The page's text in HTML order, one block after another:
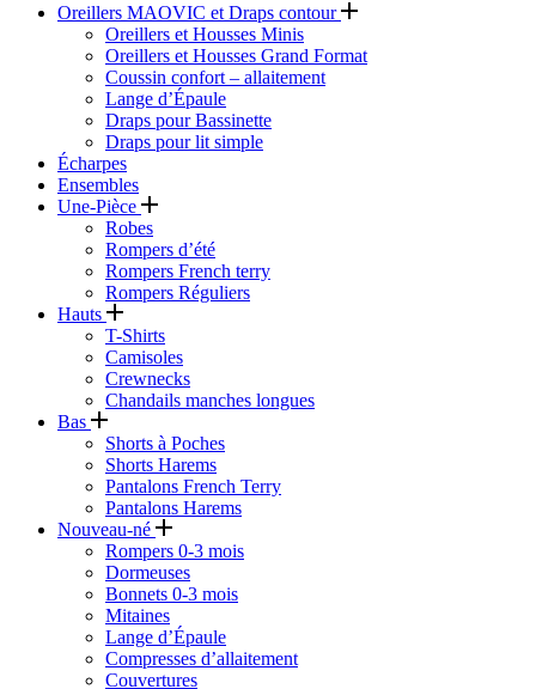
Oreillers MAOVIC et Draps contour
Oreillers et Housses Minis
Oreillers et Housses Grand Format
Coussin confort – allaitement
Lange d’Épaule
Draps pour Bassinette
Draps pour lit simple
Écharpes
Ensembles
Une-Pièce
Robes
Rompers d’été
Rompers French terry
Rompers Réguliers
Hauts
T-Shirts
Camisoles
Crewnecks
Chandails manches longues
Bas
Shorts à Poches
Shorts Harems
Pantalons French Terry
Pantalons Harems
Nouveau-né
Rompers 0-3 mois
Dormeuses
Bonnets 0-3 mois
Mitaines
Lange d’Épaule
Compresses d’allaitement
Couvertures